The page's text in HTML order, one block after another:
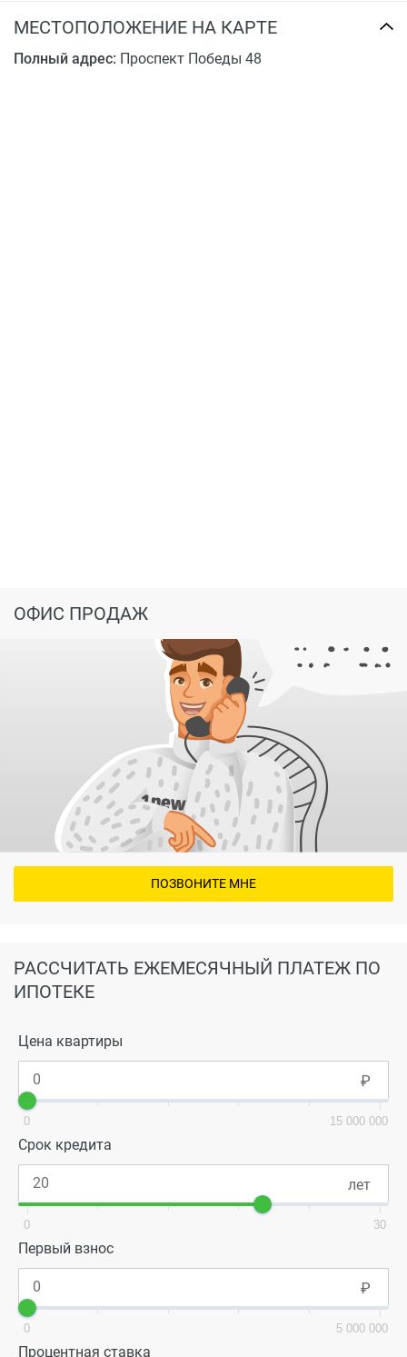
строительства подготовленными под чистовую
отделку.
МЕСТОПОЛОЖЕНИЕ НА КАРТЕ
Полный адрес: Проспект Победы 48
РАССЧИТАТЬ ЕЖЕМЕСЯЧНЫЙ ПЛАТЕЖ ПО
ИПОТЕКЕ
Цена квартиры
0 15 000 000
Срок кредита
0 30
Первый взнос
0 5 000 000
Процентная ставка
ОФИС ПРОДАЖ
ПОЗВОНИТЕ МНЕ